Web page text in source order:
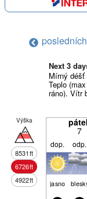
Next 3
Mírný
Teplo
ráno). Vítr
Výška
8531ft
6726ft
4922ft
7
dop. odp.
jasno